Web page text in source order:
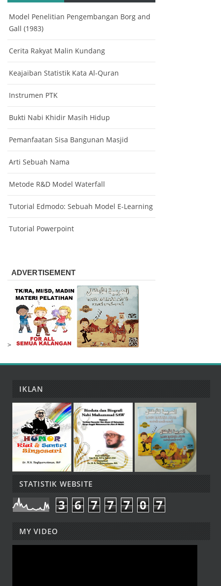
Model Penelitian Pengembangan Borg and
Gall (1983)
Cerita Rakyat Malin Kundang
Keajaiban Statistik Kata Al-Quran
Instrumen PTK
Bukti Nabi Khidir Masih Hidup
Pemanfaatan Sisa Bangunan Masjid
Arti Sebuah Nama
Metode R&D Model Waterfall
Tutorial Edmodo: Sebuah Model E-Learning
Tutorial Powerpoint
ADVERTISEMENT
>
IKLAN
STATISTIK WEBSITE
3 6 7 7 7 0 7
MY VIDEO